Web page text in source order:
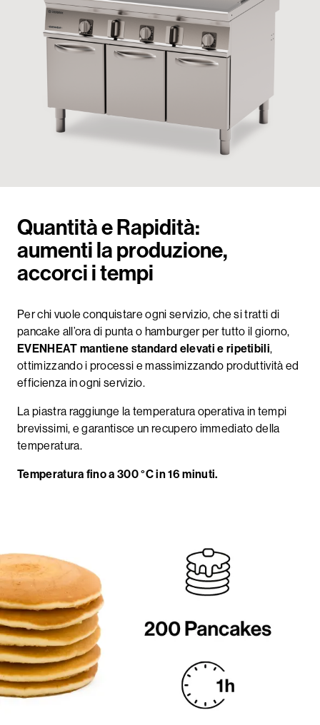
Quantità e Rapidità:
aumenti la produzione,
accorci i tempi
Per chi vuole conquistare ogni servizio, che si tratti di
pancake all’ora di punta o hamburger per tutto il giorno,
EVENHEAT mantiene standard elevati e ripetibili,
ottimizzando i processi e massimizzando produttività ed
efficienza in ogni servizio.
La piastra raggiunge la temperatura operativa in tempi
brevissimi, e garantisce un recupero immediato della
temperatura.
Temperatura fino a 300 °C in 16 minuti.